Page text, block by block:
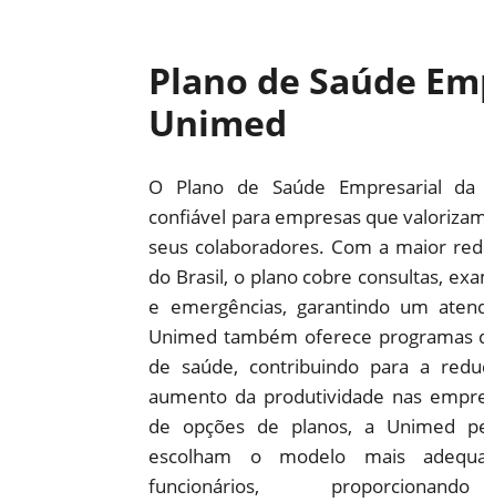
Plano de Saúde
Unimed
O Plano de Saúde Empresarial
confiável para empresas que
seus colaboradores. Com a maior
do Brasil, o plano cobre consultas,
e emergências, garantindo um
Unimed também oferece programas
de saúde, contribuindo para a
aumento da produtividade nas
de opções de planos, a Unimed
escolham o modelo mais
funcionários,